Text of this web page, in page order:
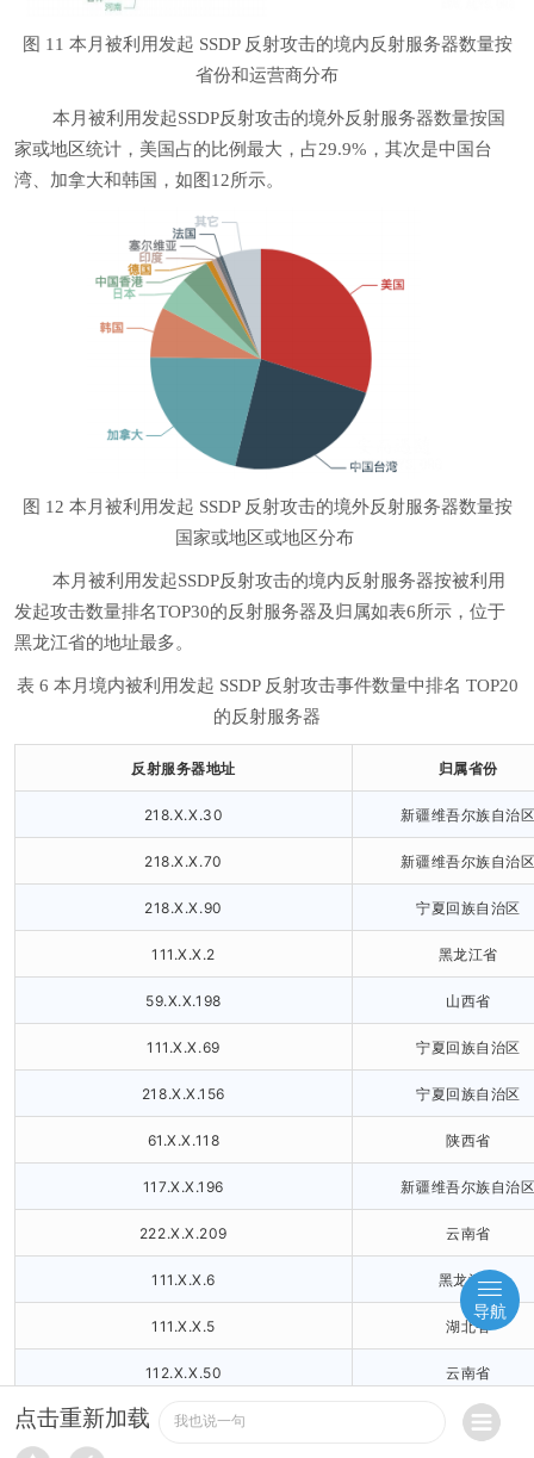
图 11 本月被利用发起 SSDP 反射攻击的境内反射服务器数量按
省份和运营商分布
本月被利用发起SSDP反射攻击的境外反射服务器数量按国
家或地区统计，美国占的比例最大，占29.9%，其次是中国台
湾、加拿大和韩国，如图12所示。
图 12 本月被利用发起 SSDP 反射攻击的境外反射服务器数量按
国家或地区或地区分布
本月被利用发起SSDP反射攻击的境内反射服务器按被利用
发起攻击数量排名TOP30的反射服务器及归属如表6所示，位于
黑龙江省的地址最多。
表 6 本月境内被利用发起 SSDP 反射攻击事件数量中排名 TOP20
的反射服务器
反射服务器地址 归属省份
218.X.X.30 新疆维吾尔族自治
218.X.X.70 新疆维吾尔族自治
218.X.X.90 宁夏回族自治区
111.X.X.2 黑龙江省
59.X.X.198 山西省
111.X.X.69 宁夏回族自治区
218.X.X.156 宁夏回族自治区
61.X.X.118 陕西省
117.X.X.196 新疆维吾尔族自治
222.X.X.209 云南省
111.X.X.6 黑龙江省
111.X.X.5 湖北省
112.X.X.50 云南省
111.X.X.25 黑龙江省
点击重新加载 我也说一句
导航